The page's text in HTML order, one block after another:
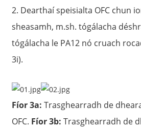
2. Dearthaí speisialta OFC chun
sheasamh, m.sh. tógálacha
tógálacha le PA12 nó cruach
3i).
Fíor 3a: Trasghearradh de
OFC. Fíor 3b: Trasghearradh de